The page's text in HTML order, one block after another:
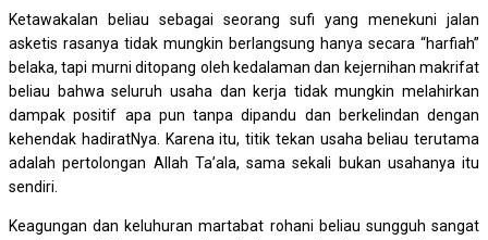
Ketawakalan beliau sebagai seorang sufi yang menekuni jalan
asketis rasanya tidak mungkin berlangsung hanya secara “harfiah”
belaka, tapi murni ditopang oleh kedalaman dan kejernihan makrifat
beliau bahwa seluruh usaha dan kerja tidak mungkin melahirkan
dampak positif apa pun tanpa dipandu dan berkelindan dengan
kehendak hadiratNya. Karena itu, titik tekan usaha beliau terutama
adalah pertolongan Allah Ta’ala, sama sekali bukan usahanya itu
sendiri.
Keagungan dan keluhuran martabat rohani beliau sungguh sangat